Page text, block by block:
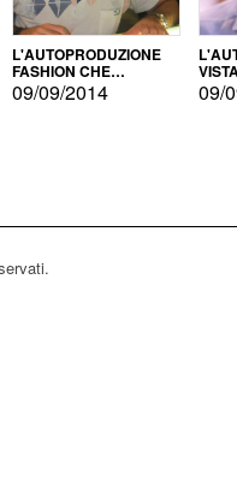
L'AUTOPRODUZIONE
FASHION CHE
CONQUISTA GLI USA
09/09/2014 09/